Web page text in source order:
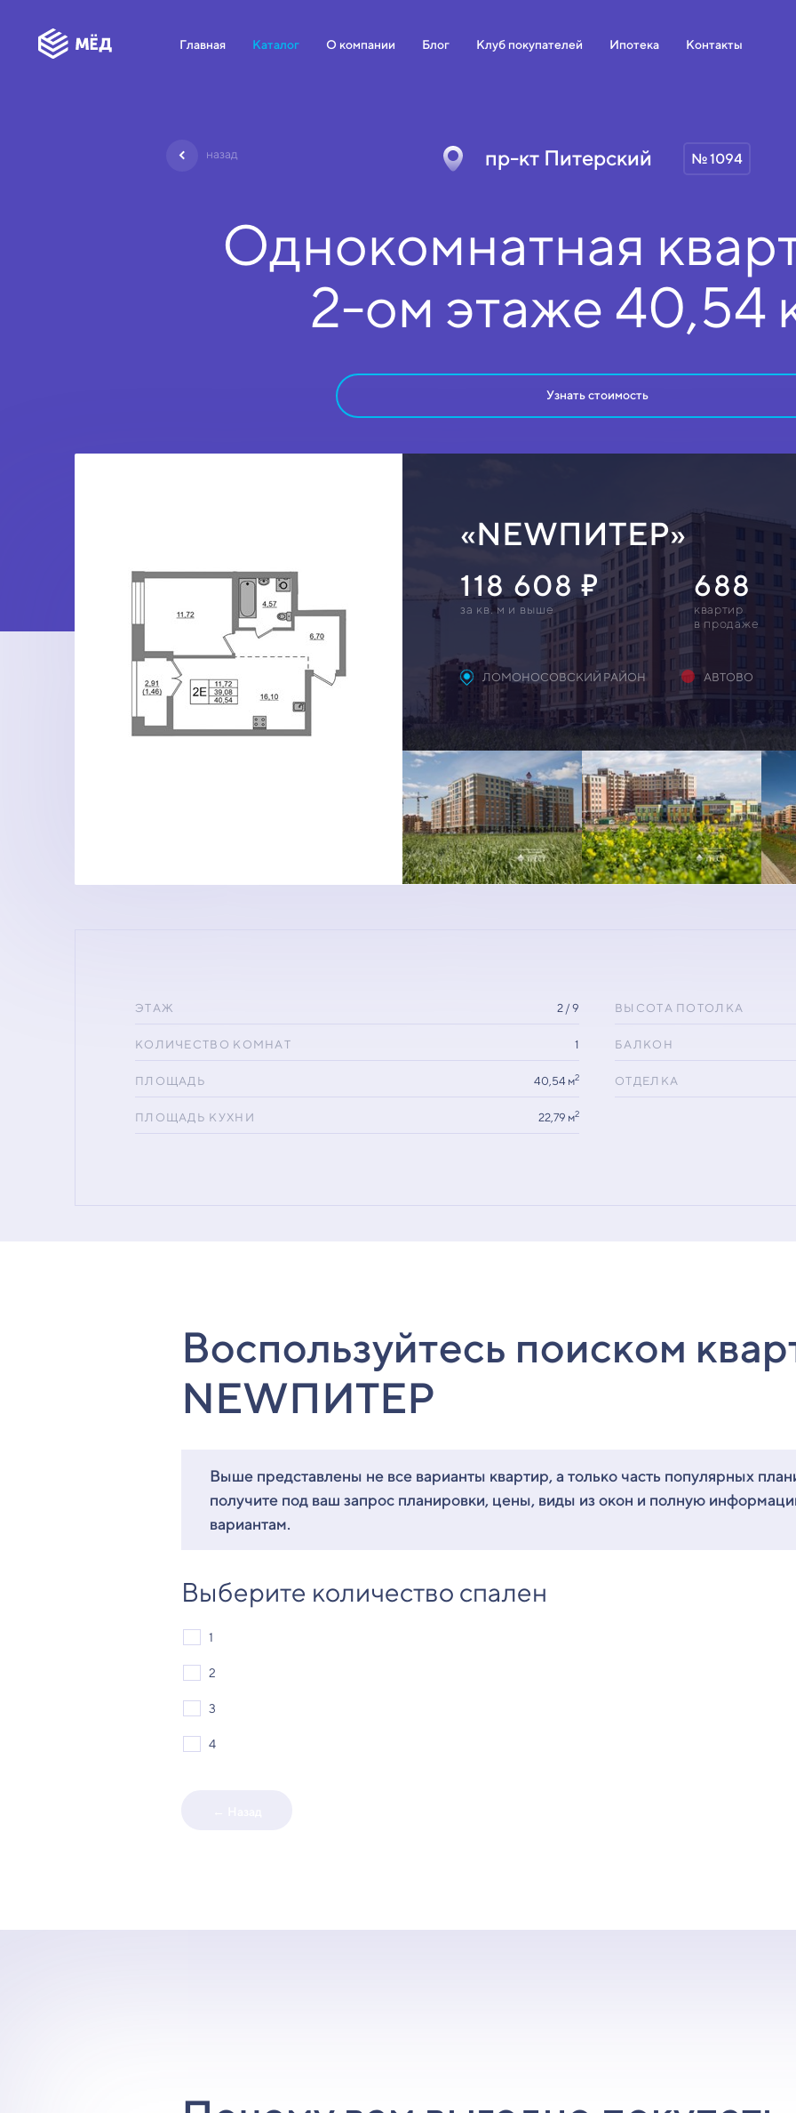
Главная Каталог О компании Блог Клуб покупателей Ипотека Контакты
назад пр-кт Питерский № 1094
Однокомнатная
2-ом этаже 40,54
Узнать стоимость
«NEWПИТЕР»
118 608
за кв. м и выше
688
квартир
в продаже
ЛОМОНОСОВСКИЙ РАЙОН АВТОВО
ЭТАЖ 2 / 9
КОЛИЧЕСТВО КОМНАТ 1
ПЛОЩАДЬ 40,54 м2
ПЛОЩАДЬ КУХНИ 22,79 м2
ВЫСОТА ПОТОЛКА
БАЛКОН
ОТДЕЛКА
Воспользуйтесь поиском
NEWПИТЕР
Выше представлены не все варианты квартир, а только часть популярных
получите под ваш запрос планировки, цены, виды из окон и полную
вариантам.
Выберите количество спален
1
2
3
4